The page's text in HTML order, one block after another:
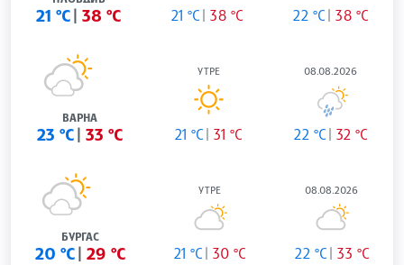
21 °C 38 °C 21 °C 38 °C 22 °C 38 °C
ВАРНА
23 °C 33 °C
УТРЕ
21 °C 31 °C
08.08.2026
22 °C 32 °C
БУРГАС
20 °C 29 °C
УТРЕ
21 °C 30 °C
08.08.2026
22 °C 33 °C